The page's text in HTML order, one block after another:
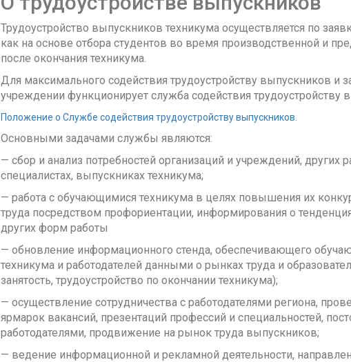
Трудоустройство выпускников техникума осуществляется по
как на основе отбора студентов во время производственной и
после окончания техникума.
Для максимального содействия трудоустройству выпускников и
учреждении функционирует служба содействия трудоустройству
Положение о Службе содействия трудоустройству выпускников.
Основными задачами службы являются:
— сбор и анализ потребностей организаций и учреждений, других
специалистах, выпускниках техникума;
— работа с обучающимися техникума в целях повышения их
труда посредством профориентации, информирования о
других форм работы
— обновление информационного стенда, обеспечивающего
техникума и работодателей данными о рынках труда и
занятость, трудоустройство по окончании техникума);
— осуществление сотрудничества с работодателями региона,
ярмарок вакансий, презентаций профессий и специальностей,
работодателями, продвижение на рынок труда выпускников;
— ведение информационной и рекламной деятельности,